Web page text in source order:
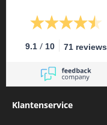
9.1 / 10 71 reviews
Klantenservice